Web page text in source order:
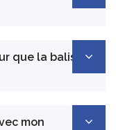
que la balise
mon